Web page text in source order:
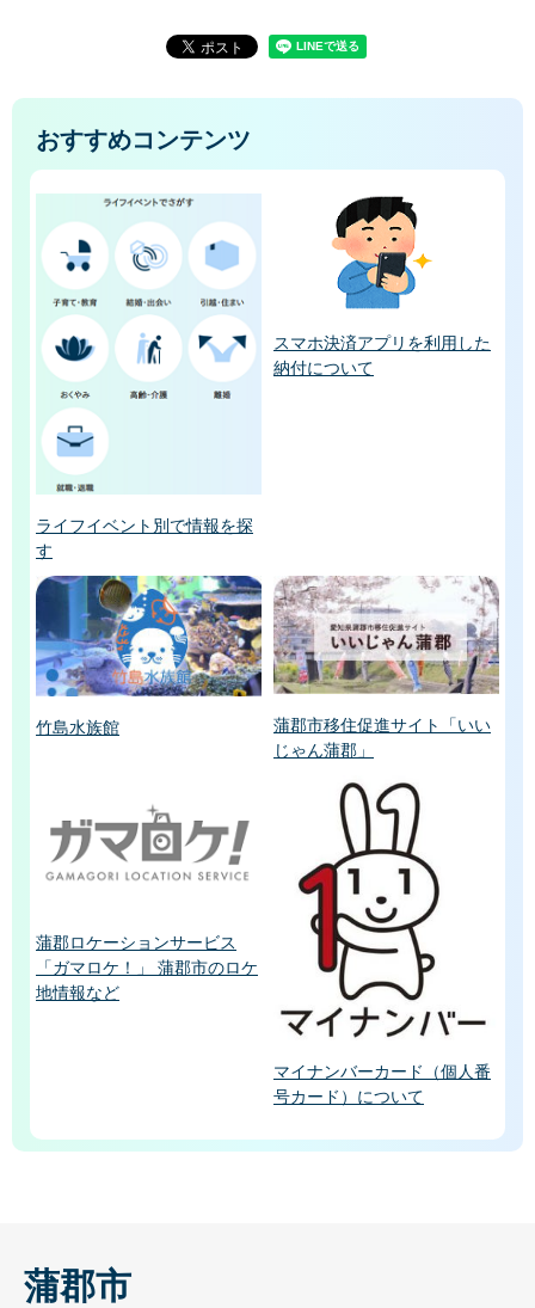
おすすめコンテンツ
ライフイベント別で情報を探
す
スマホ決済アプリを利用した
納付について
竹島水族館
蒲郡市移住促進サイト「いい
じゃん蒲郡」
蒲郡ロケーションサービス
「ガマロケ！」 蒲郡市のロケ
地情報など
マイナンバーカード（個人番
号カード）について
蒲郡市